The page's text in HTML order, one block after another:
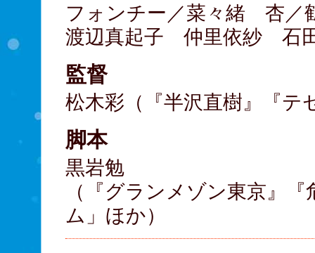
フォンチー／菜々緒 杏
渡辺真起子 仲里依紗 石
監督
松木彩（『半沢直樹』『テ
脚本
黒岩勉
（『グランメゾン東京』
ム」ほか）